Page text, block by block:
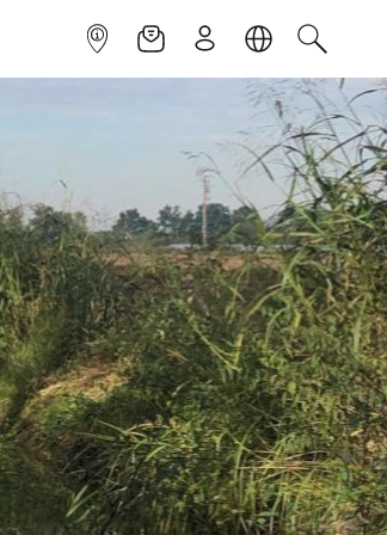
INFOPOINTNEWSLETTER
ISCRIVITILINGUACERCA